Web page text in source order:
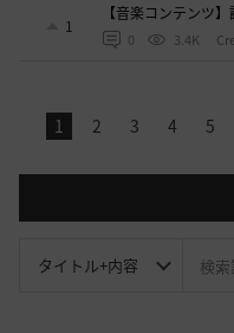
1
【音楽コンテンツ
0 3.4K
1 2 3 4 5